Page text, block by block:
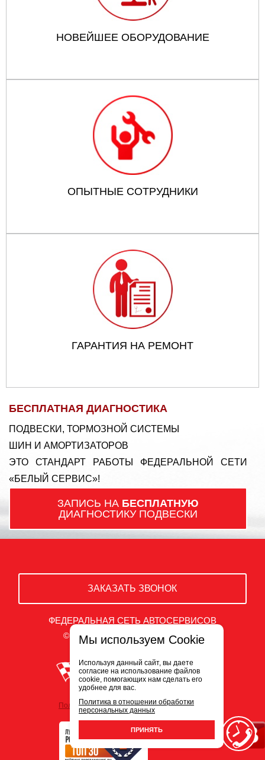
НОВЕЙШЕЕ ОБОРУДОВАНИЕ
ОПЫТНЫЕ СОТРУДНИКИ
ГАРАНТИЯ НА РЕМОНТ
БЕСПЛАТНАЯ ДИАГНОСТИКА
ПОДВЕСКИ, ТОРМОЗНОЙ СИСТЕМЫ
ШИН И АМОРТИЗАТОРОВ
ЭТО СТАНДАРТ РАБОТЫ ФЕДЕРАЛЬНОЙ СЕТИ
«БЕЛЫЙ СЕРВИС»!
ЗАПИСЬ НА БЕСПЛАТНУЮ
ДИАГНОСТИКУ ПОДВЕСКИ
ЗАКАЗАТЬ ЗВОНОК
ФЕДЕРАЛЬНАЯ СЕТЬ АВТОСЕРВИСОВ
© ООО «Белый Сервис» 2009-2026
Политика обработки персональных данных
Мы используем Cookie
Используя данный сайт, вы даете
согласие на использование файлов
cookie, помогающих нам сделать его
удобнее для вас.
Политика в отношении обработки
персональных данных
ПРИНЯТЬ